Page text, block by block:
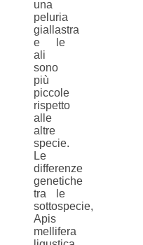
una
peluria
giallastra
e le
ali
sono
più
piccole
rispetto
alle
altre
specie.
Le
differenze
genetiche
tra le
sottospecie,
Apis
mellifera